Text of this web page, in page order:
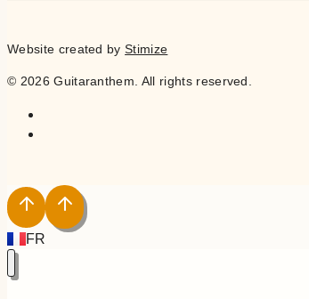
Website created byStimize
© 2026 Guitaranthem. All rights reserved.
FR
EN